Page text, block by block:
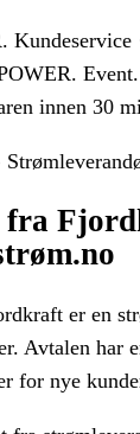
Kundeservice
innen 30
fra
er en
Avtalen har
for nye